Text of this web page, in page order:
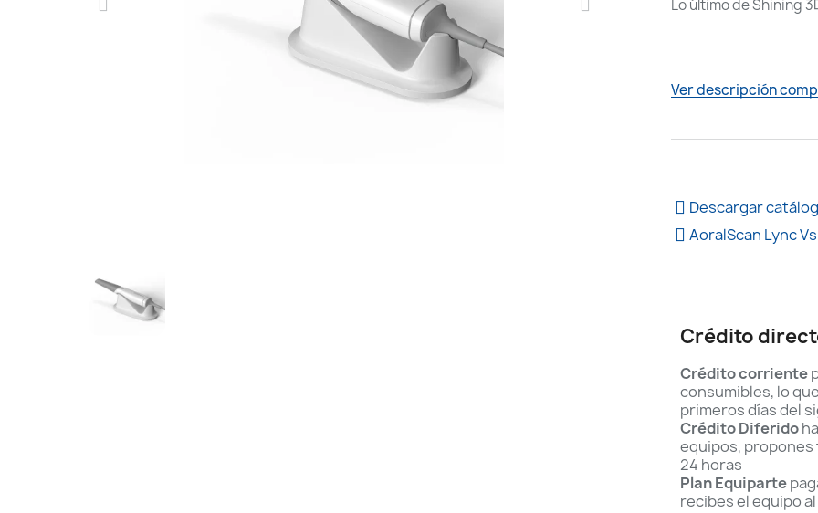
Lo último de Shining
Ver descripción
Descargar
AoralScan Lync
Crédito
Crédito corriente
consumibles, lo
primeros días del
Crédito Diferido
equipos, propones
24 horas
Plan Equiparte
recibes el equipo